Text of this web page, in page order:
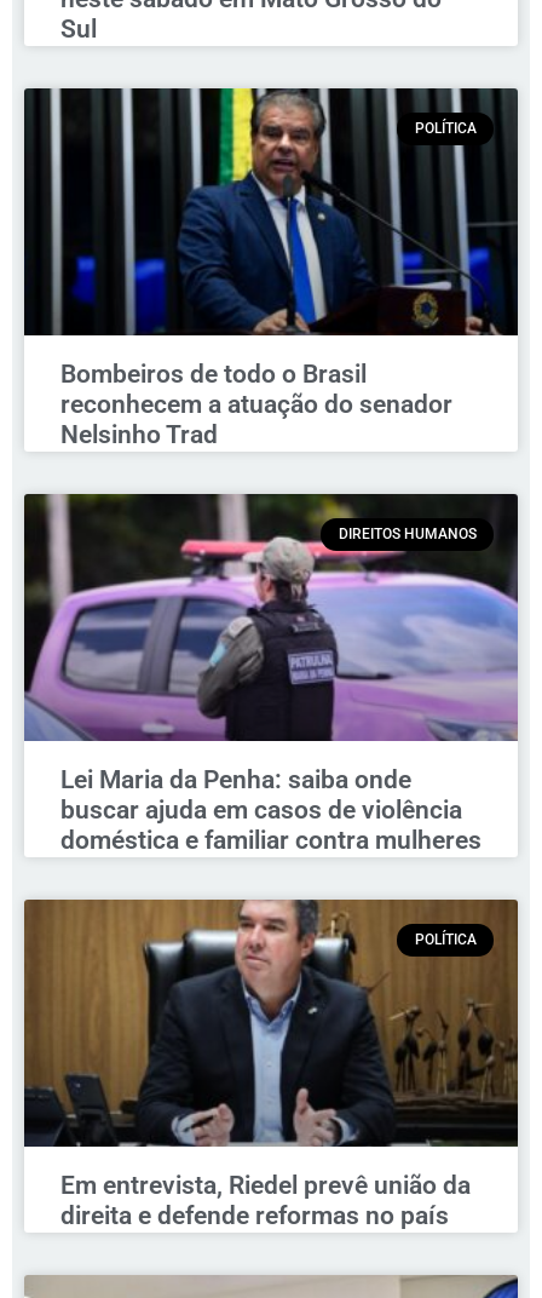
Sul
POLÍTICA
Bombeiros de todo o Brasil
reconhecem a atuação do senador
Nelsinho Trad
DIREITOS HUMANOS
Lei Maria da Penha: saiba onde
buscar ajuda em casos de violência
doméstica e familiar contra mulheres
POLÍTICA
Em entrevista, Riedel prevê união da
direita e defende reformas no país